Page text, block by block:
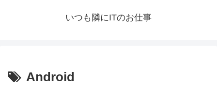
いつも隣にITのお仕事
Android